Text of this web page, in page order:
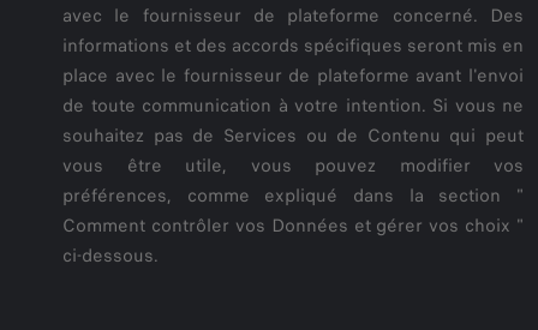
avec le fournisseur de plateforme concerné. Des
informations et des accords spécifiques seront mis en
place avec le fournisseur de plateforme avant l'envoi
de toute communication à votre intention. Si vous ne
souhaitez pas de Services ou de Contenu qui peut
vous être utile, vous pouvez modifier vos
préférences, comme expliqué dans la section "
Comment contrôler vos Données et gérer vos choix "
ci-dessous.